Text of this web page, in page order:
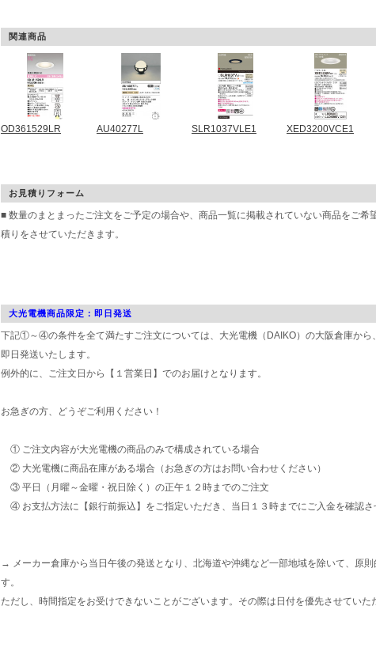
関連商品
OD361529LR AU40277L SLR1037VLE1 XED3200VCE1
お見積りフォーム
■ 数量のまとまったご注文をご予定の場合や、商品一覧に掲載されていない商品をご希
積りをさせていただきます。
大光電機商品限定：即日発送
下記①～④の条件を全て満たすご注文については、大光電機（DAIKO）の大阪倉庫から
即日発送いたします。
例外的に、ご注文日から【１営業日】でのお届けとなります。
お急ぎの方、どうぞご利用ください！
① ご注文内容が大光電機の商品のみで構成されている場合
② 大光電機に商品在庫がある場合（お急ぎの方はお問い合わせください）
③ 平日（月曜～金曜・祝日除く）の正午１２時までのご注文
④ お支払方法に【銀行前振込】をご指定いただき、当日１３時までにご入金を確認さ
→ メーカー倉庫から当日午後の発送となり、北海道や沖縄など一部地域を除いて、原則
す。
ただし、時間指定をお受けできないことがございます。その際は日付を優先させていた